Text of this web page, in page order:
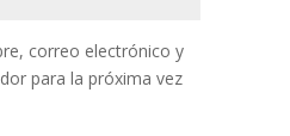
correo electrónico y
para la próxima vez